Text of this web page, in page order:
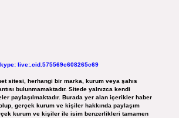
live:.cid.575569c608265c69
sitesi, herhangi bir marka, kurum veya şahıs
bulunmamaktadır. Sitede yalnızca kendi
paylaşılmaktadır. Burada yer alan içerikler haber
gerçek kurum ve kişiler hakkında paylaşım
kurum ve kişiler ile isim benzerlikleri tamamen